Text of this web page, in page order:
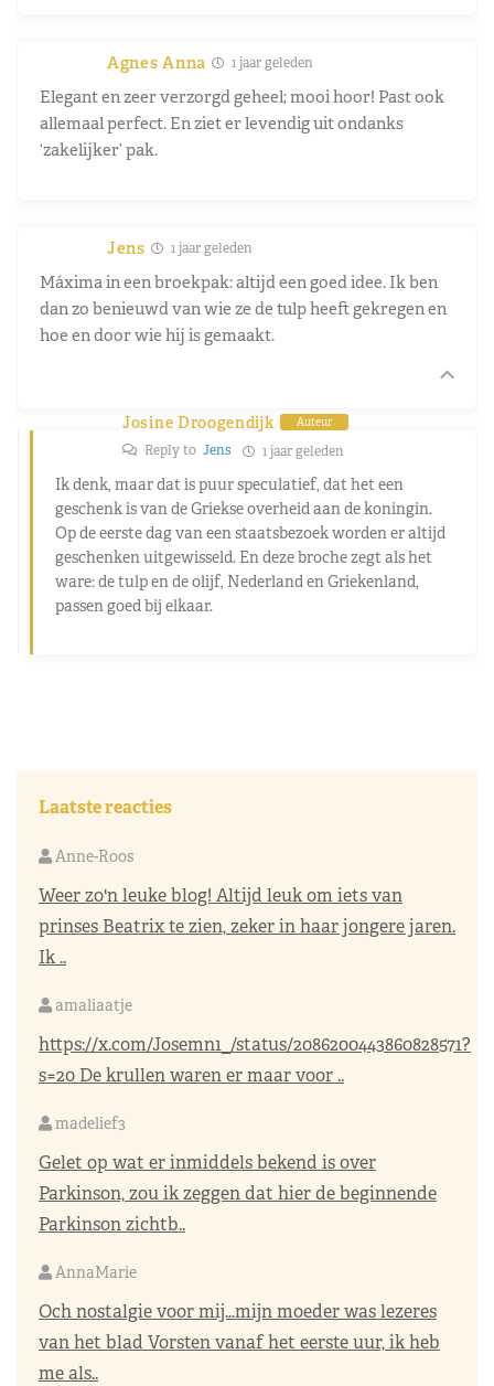
Agnes Anna 1 jaar geleden
Elegant en zeer verzorgd geheel; mooi hoor! Past ook
allemaal perfect. En ziet er levendig uit ondanks
‘zakelijker’ pak.
Jens 1 jaar geleden
Máxima in een broekpak: altijd een goed idee. Ik ben
dan zo benieuwd van wie ze de tulp heeft gekregen en
hoe en door wie hij is gemaakt.
Josine Droogendijk Auteur
Reply to Jens 1 jaar geleden
Ik denk, maar dat is puur speculatief, dat het een
geschenk is van de Griekse overheid aan de koningin.
Op de eerste dag van een staatsbezoek worden er altijd
geschenken uitgewisseld. En deze broche zegt als het
ware: de tulp en de olijf, Nederland en Griekenland,
passen goed bij elkaar.
Laatste reacties
Anne-Roos
Weer zo'n leuke blog! Altijd leuk om iets van
prinses Beatrix te zien, zeker in haar jongere jaren.
Ik ..
amaliaatje
https://x.com/Josemn1_/status/2086200443860828571?
s=20 De krullen waren er maar voor ..
madelief3
Gelet op wat er inmiddels bekend is over
Parkinson, zou ik zeggen dat hier de beginnende
Parkinson zichtb..
AnnaMarie
Och nostalgie voor mij…mijn moeder was lezeres
van het blad Vorsten vanaf het eerste uur, ik heb
me als..